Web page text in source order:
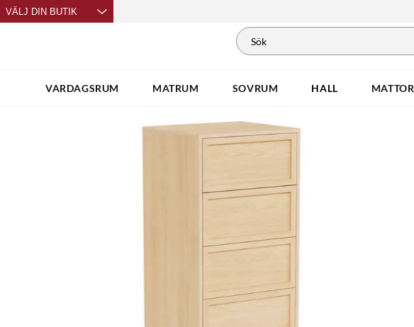
VÄLJ DIN BUTIK
VARDAGSRUM MATRUM SOVRUM HALL MATTOR